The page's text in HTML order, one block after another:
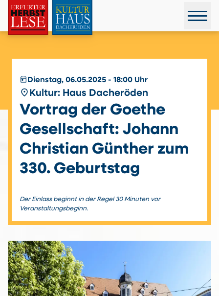
today Dienstag, 06.05.2025 - 18:00 Uhr
place Kultur: Haus Dacheröden
Vortrag der Goethe
Gesellschaft: Johann
Christian Günther zum
330. Geburtstag
Der Einlass beginnt in der Regel 30 Minuten vor
Veranstaltungsbeginn.